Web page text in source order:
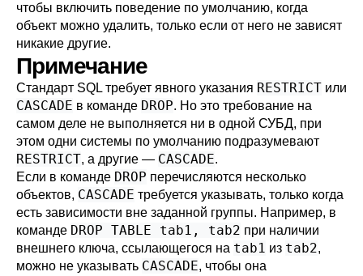
чтобы включить поведение по умолчанию, когда
объект можно удалить, только если от него не зависят
никакие другие.
Примечание
Стандарт SQL требует явного указания RESTRICT или
CASCADE в команде DROP. Но это требование на
самом деле не выполняется ни в одной СУБД, при
этом одни системы по умолчанию подразумевают
RESTRICT, а другие — CASCADE.
Если в команде DROP перечисляются несколько
объектов, CASCADE требуется указывать, только когда
есть зависимости вне заданной группы. Например, в
команде DROP TABLE tab1, tab2 при наличии
внешнего ключа, ссылающегося на tab1 из tab2,
можно не указывать CASCADE, чтобы она